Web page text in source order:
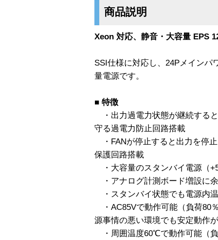
商品説明
Xeon 対応、静音・大容量 EPS
SSI仕様に対応し、24Pメインパ
量電源です。
■ 特徴
・出力過電力状態が継続する
守る過電力防止回路搭載
・FANが停止すると出力を停
保護回路搭載
・大容量のスタンバイ電源（
・アナログ計測ボード増設に
・スタンバイ状態でも電源内
・AC85Vで動作可能（負荷80
源事情の悪い環境でも安定動作
・周囲温度60℃で動作可能（